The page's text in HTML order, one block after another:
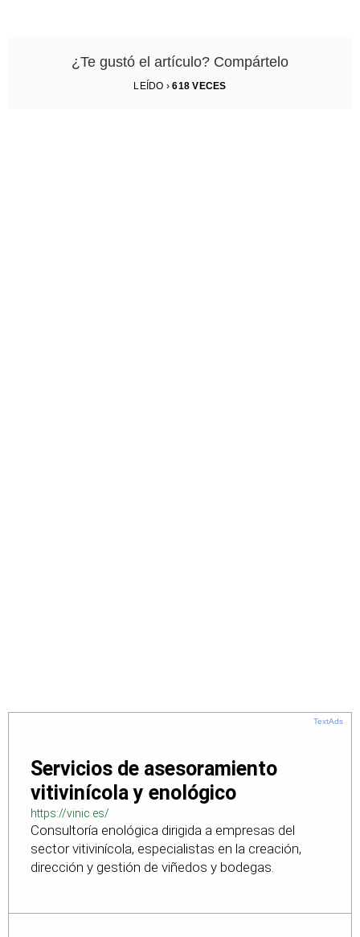
¿Te gustó el artículo? Compártelo
LEÍDO ›618 VECES
TextAds
Servicios de asesoramiento
vitivinícola y enológico
https://vinic.es/
Consultoría enológica dirigida a empresas del
sector vitivinícola, especialistas en la creación,
dirección y gestión de viñedos y bodegas.